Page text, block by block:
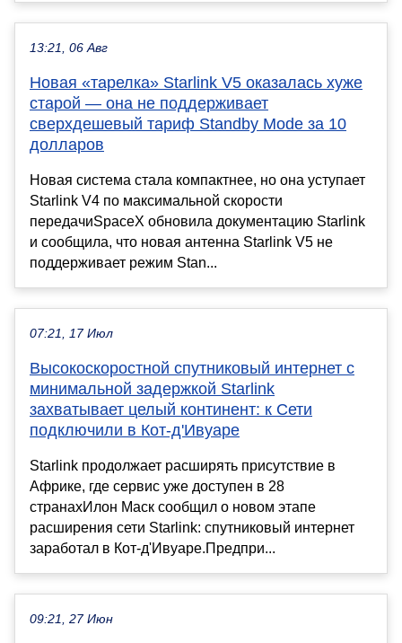
13:21, 06 Авг
Новая «тарелка» Starlink V5 оказалась хуже
старой — она не поддерживает
сверхдешевый тариф Standby Mode за 10
долларов
Новая система стала компактнее, но она уступает
Starlink V4 по максимальной скорости
передачиSpaceX обновила документацию Starlink
и сообщила, что новая антенна Starlink V5 не
поддерживает режим Stan...
07:21, 17 Июл
Высокоскоростной спутниковый интернет с
минимальной задержкой Starlink
захватывает целый континент: к Сети
подключили в Кот-д'Ивуаре
Starlink продолжает расширять присутствие в
Африке, где сервис уже доступен в 28
странахИлон Маск сообщил о новом этапе
расширения сети Starlink: спутниковый интернет
заработал в Кот-д'Ивуаре.Предпри...
09:21, 27 Июн